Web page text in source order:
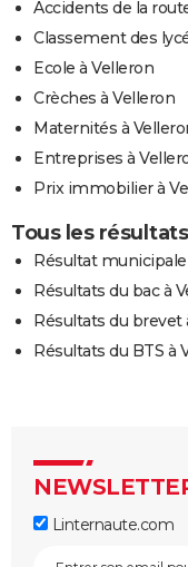
Accidents de la
Classement des
Ecole à Velleron
Crèches à Velleron
Maternités à
Entreprises à
Prix immobilier à
Tous les
Résultat
Résultats du bac à
Résultats du brevet
Résultats du BTS à
Linternaute.com